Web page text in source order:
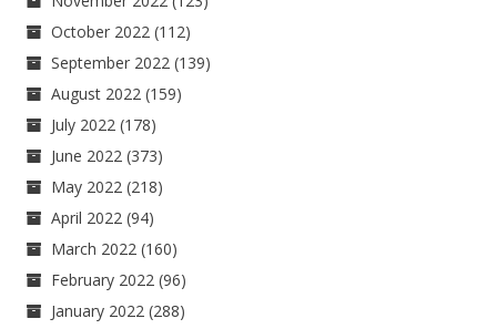
October 2022 (112)
September 2022 (139)
August 2022 (159)
July 2022 (178)
June 2022 (373)
May 2022 (218)
April 2022 (94)
March 2022 (160)
February 2022 (96)
January 2022 (288)